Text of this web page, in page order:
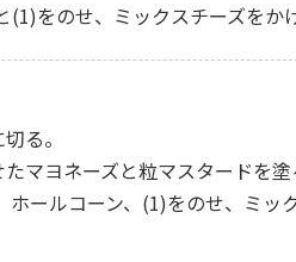
をのせ、ミックスチーズをか
る。
マヨネーズと粒マスタードを塗
ールコーン、(1)をのせ、ミッ